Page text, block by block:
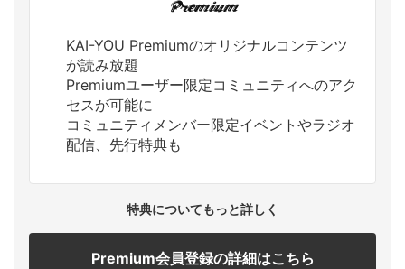
KAI-YOU Premiumのオリジナルコンテンツ
が読み放題
Premiumユーザー限定コミュニティへのアク
セスが可能に
コミュニティメンバー限定イベントやラジオ
配信、先行特典も
特典についてもっと詳しく
Premium会員登録の詳細はこちら